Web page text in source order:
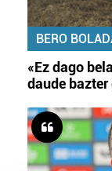
BERO
«Ez dago
daude